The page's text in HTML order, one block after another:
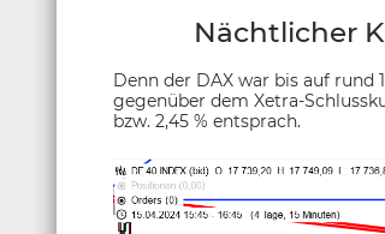
Nächtlicher
Denn der DAX war bis auf rund
gegenüber dem Xetra-
bzw. 2,45 % entsprach.